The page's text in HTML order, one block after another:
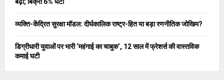
व्यक्ति-केंद्रित सुरक्षा मॉडल: दीर्घकालिक राष्ट्र-हित या बड़ा रणनीतिक जोखिम?
डिग्रीधारी युवाओं पर भारी ‘महंगाई का चाबुक’, 12 साल में फ्रेशर्स की वास्तविक
कमाई घटी